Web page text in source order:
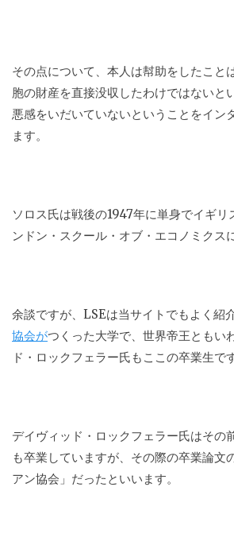
その点について、本人は幇助をしたこと
胞の財産を直接没収したわけではないと
悪感をいだいていないということをイン
ます。
ソロス氏は戦後の1947年に単身でイギリ
ンドン・スクール・オブ・エコノミクス
余談ですが、LSEは当サイトでもよく紹介
協会がつくった大学で、世界帝王ともい
ド・ロックフェラー氏もここの卒業生です
デイヴィッド・ロックフェラー氏はその
も卒業していますが、その際の卒業論文
アン協会」だったといいます。